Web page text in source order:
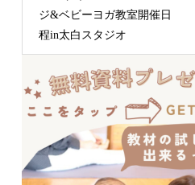
ジ&ベビーヨガ教室開催日
程in太白スタジオ